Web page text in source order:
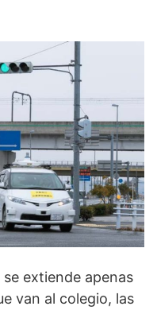
extiende apenas
van al colegio, las